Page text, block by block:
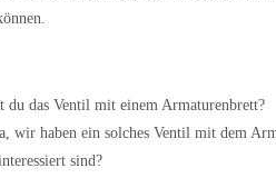
du das Ventil mit einem Armaturenbrett?
wir haben ein solches Ventil mit dem
sind?